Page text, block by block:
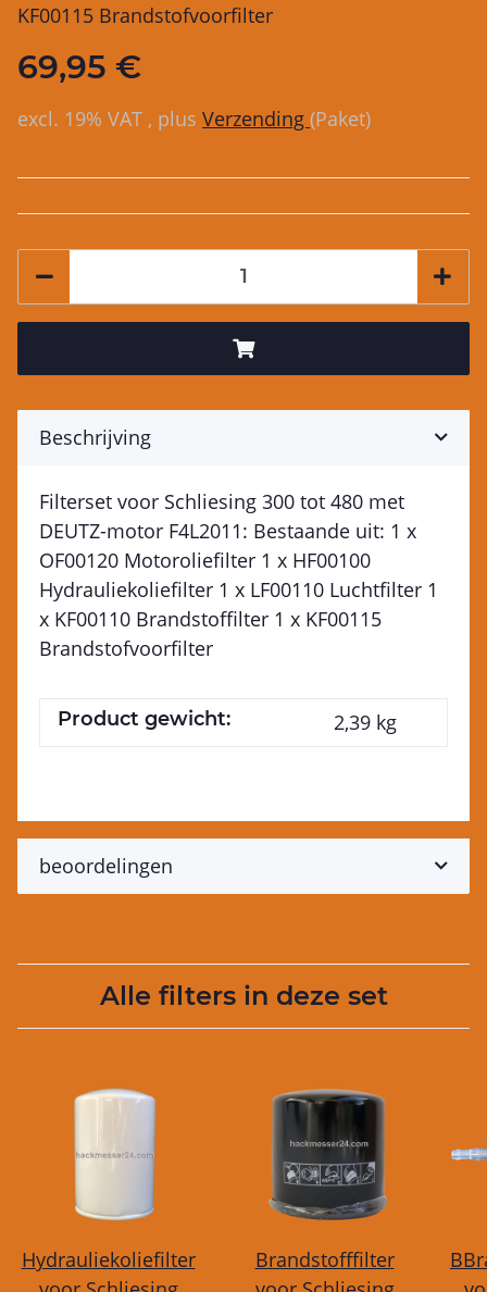
KF00115 Brandstofvoorfilter
69,95 €
excl. 19% VAT , plus Verzending (Paket)
Beschrijving
Filterset voor Schliesing 300 tot 480 met
DEUTZ-motor F4L2011: Bestaande uit: 1 x
OF00120 Motoroliefilter 1 x HF00100
Hydrauliekoliefilter 1 x LF00110 Luchtfilter 1
x KF00110 Brandstoffilter 1 x KF00115
Brandstofvoorfilter
Product gewicht: 2,39 kg
beoordelingen
Alle filters in deze set
Hydrauliekoliefilter
Brandstofffilter